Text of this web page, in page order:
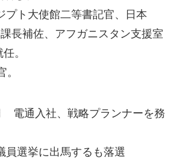
ト大使館二等書記官、日本
長補佐、アフガニスタン支援室
。
電通入社、戦略プランナーを務
選挙に出馬するも落選